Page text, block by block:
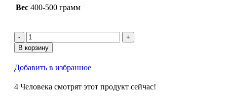
Вес 400-500 грамм
В корзину
Добавить в избранное
4 Человека смотрят этот продукт сейчас!